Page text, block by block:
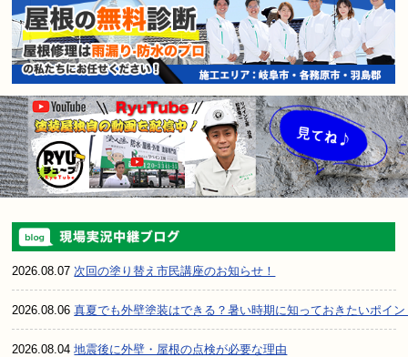
2026.08.07次回の塗り替え市民講座のお知らせ！
2026.08.06真夏でも外壁塗装はできる？暑い時期に知っておきたいポイン
2026.08.04地震後に外壁・屋根の点検が必要な理由